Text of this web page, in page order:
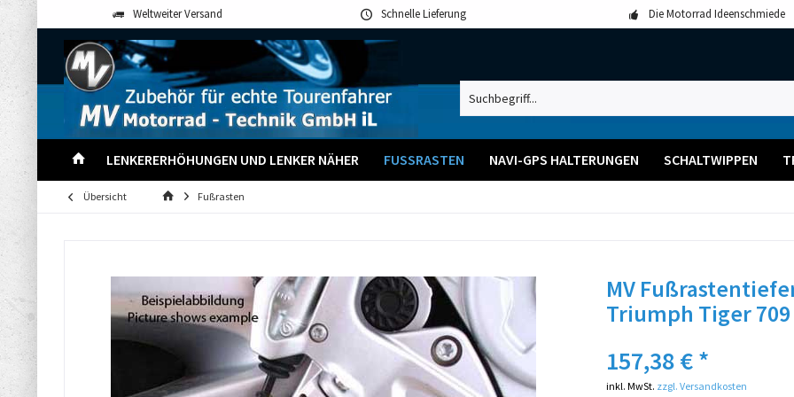
Weltweiter Versand Schnelle Lieferung Die Motorrad Ideenschmiede
LENKERERHÖHUNGEN UND LENKER NÄHER FUSSRASTEN NAVI-GPS HALTERUNGEN SCHALTWIPPEN
Übersicht Fußrasten
MV
Triumph Tiger 709
157,38 € *
inkl. MwSt. zzgl. Versandkosten